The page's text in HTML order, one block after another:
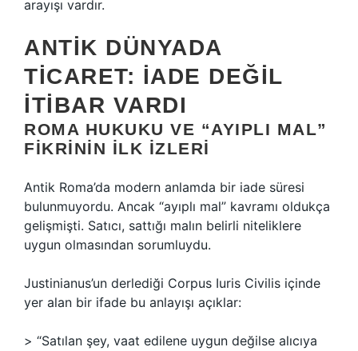
arayışı vardır.
ANTIK DÜNYADA
TICARET: IADE DEĞIL
ITIBAR VARDI
ROMA HUKUKU VE “AYIPLI MAL”
FIKRININ ILK IZLERI
Antik Roma’da modern anlamda bir iade süresi
bulunmuyordu. Ancak “ayıplı mal” kavramı oldukça
gelişmişti. Satıcı, sattığı malın belirli niteliklere
uygun olmasından sorumluydu.
Justinianus’un derlediği Corpus Iuris Civilis içinde
yer alan bir ifade bu anlayışı açıklar:
> “Satılan şey, vaat edilene uygun değilse alıcıya